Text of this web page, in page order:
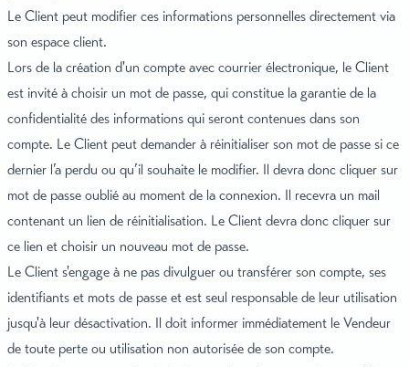
Le Client peut modifier ces informations personnelles directement via
son espace client.
Lors de la création d'un compte avec courrier électronique, le Client
est invité à choisir un mot de passe, qui constitue la garantie de la
confidentialité des informations qui seront contenues dans son
compte. Le Client peut demander à réinitialiser son mot de passe si ce
dernier l’a perdu ou qu’il souhaite le modifier. Il devra donc cliquer sur
mot de passe oublié au moment de la connexion. Il recevra un mail
contenant un lien de réinitialisation. Le Client devra donc cliquer sur
ce lien et choisir un nouveau mot de passe.
Le Client s'engage à ne pas divulguer ou transférer son compte, ses
identifiants et mots de passe et est seul responsable de leur utilisation
jusqu'à leur désactivation. Il doit informer immédiatement le Vendeur
de toute perte ou utilisation non autorisée de son compte.